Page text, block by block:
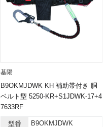
基陽
B9OKMJDWK KH 補助帯付き 胴
ベルト型 5250-KR+S1JDWK-17+4
7633RF
型番 B9OKMJDWK